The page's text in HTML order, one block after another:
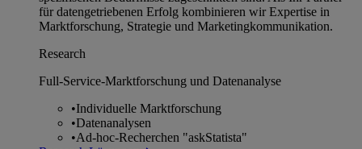
für datengetriebenen Erfolg kombinieren wir Expertise in
Marktforschung, Strategie und Marketingkommunikation.
Research
Full-Service-Marktforschung und Datenanalyse
•Individuelle Marktforschung
•Datenanalysen
•Ad-hoc-Recherchen "askStatista"